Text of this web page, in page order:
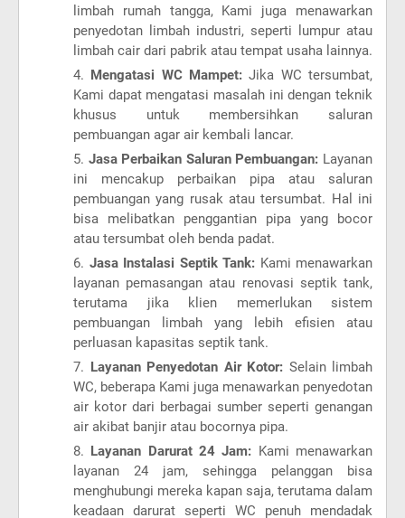
limbah rumah tangga, Kami juga menawarkan
penyedotan limbah industri, seperti lumpur atau
limbah cair dari pabrik atau tempat usaha lainnya.
Mengatasi WC Mampet: Jika WC tersumbat,
Kami dapat mengatasi masalah ini dengan teknik
khusus untuk membersihkan saluran
pembuangan agar air kembali lancar.
Jasa Perbaikan Saluran Pembuangan: Layanan
ini mencakup perbaikan pipa atau saluran
pembuangan yang rusak atau tersumbat. Hal ini
bisa melibatkan penggantian pipa yang bocor
atau tersumbat oleh benda padat.
Jasa Instalasi Septik Tank: Kami menawarkan
layanan pemasangan atau renovasi septik tank,
terutama jika klien memerlukan sistem
pembuangan limbah yang lebih efisien atau
perluasan kapasitas septik tank.
Layanan Penyedotan Air Kotor: Selain limbah
WC, beberapa Kami juga menawarkan penyedotan
air kotor dari berbagai sumber seperti genangan
air akibat banjir atau bocornya pipa.
Layanan Darurat 24 Jam: Kami menawarkan
layanan 24 jam, sehingga pelanggan bisa
menghubungi mereka kapan saja, terutama dalam
keadaan darurat seperti WC penuh mendadak